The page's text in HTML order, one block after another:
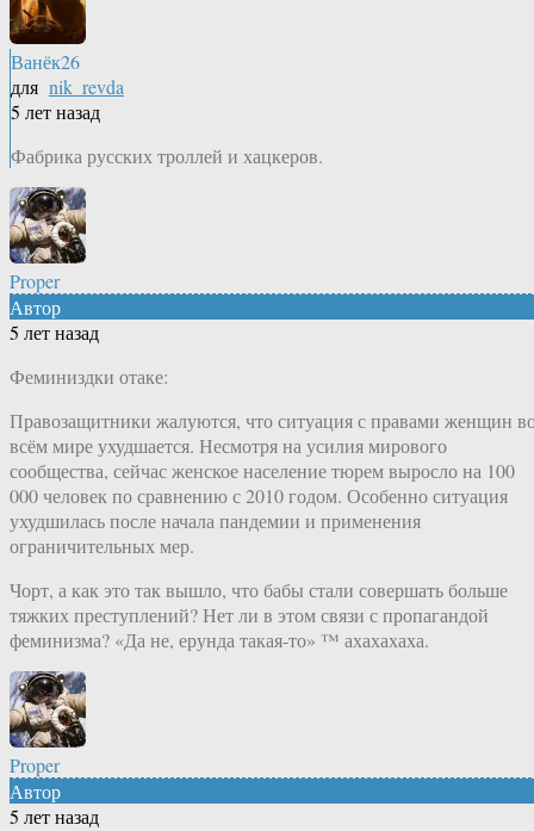
Ванёк26
для nik_revda
5 лет назад
Фабрика русских троллей и хацкеров.
Proper
Автор
5 лет назад
Феминиздки отаке:
Правозащитники жалуются, что ситуация с правами женщин
всём мире ухудшается. Несмотря на усилия мирового
сообщества, сейчас женское население тюрем выросло на 100
000 человек по сравнению с 2010 годом. Особенно ситуация
ухудшилась после начала пандемии и применения
ограничительных мер.
Чорт, а как это так вышло, что бабы стали совершать больше
тяжких преступлений? Нет ли в этом связи с пропагандой
феминизма? «Да не, ерунда такая-то» ™ ахахахаха.
Proper
Автор
5 лет назад